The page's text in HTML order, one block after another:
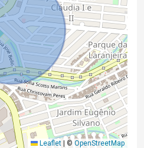
Leaflet | © OpenStreetMap